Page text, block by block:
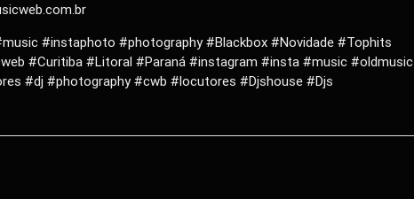
#instaphoto #photography #Blackbox #Novidade #Tophits
#Curitiba #Litoral #Paraná #instagram #insta #music #oldmusic
#dj #photography #cwb #locutores #Djshouse #Djs